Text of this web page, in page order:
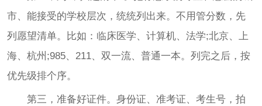
市、能接受的学校层次，统统列出来。不用管分数，先
列愿望清单。比如：临床医学、计算机、法学;北京、上
海、杭州;985、211、双一流、普通一本。列完之后，按
优先级排个序。
第三，准备好证件。身份证、准考证、考生号，拍